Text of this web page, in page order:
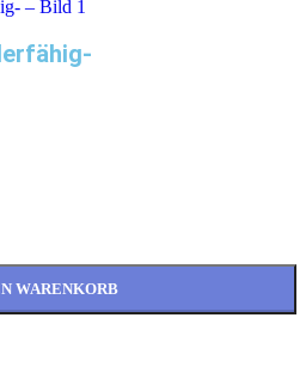
WARENKORB